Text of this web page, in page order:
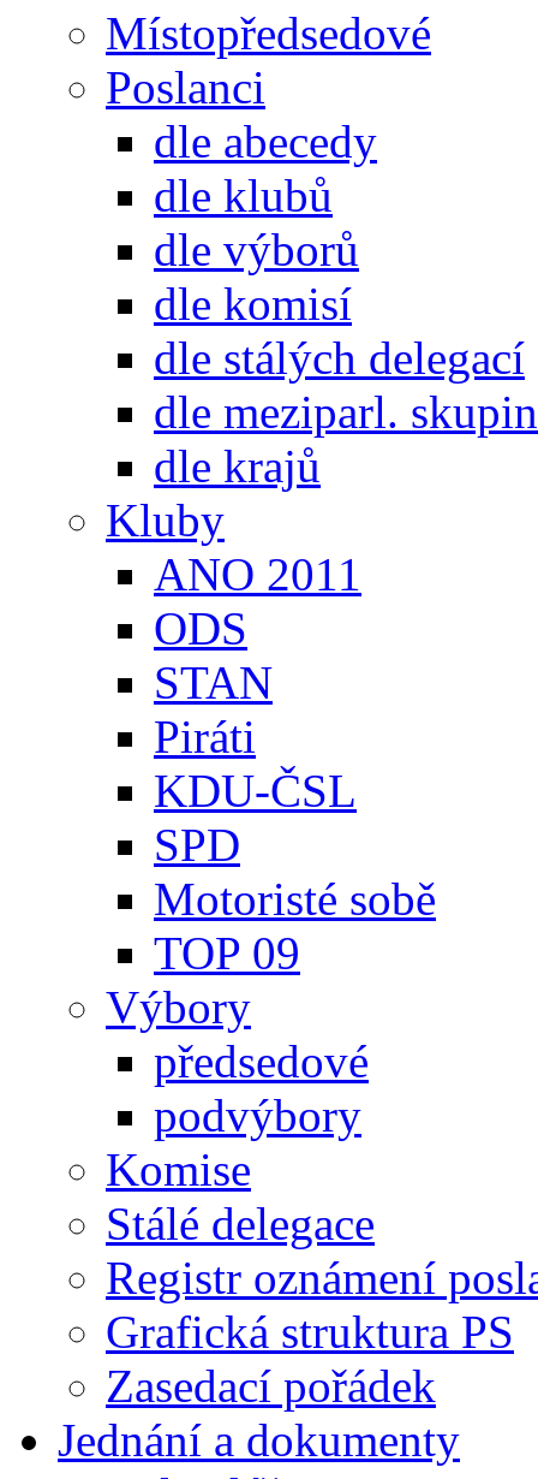
Místopředsedové
Poslanci
dle abecedy
dle klubů
dle výborů
dle komisí
dle stálých delegací
dle meziparl. skupin
dle krajů
Kluby
ANO 2011
ODS
STAN
Piráti
KDU-ČSL
SPD
Motoristé sobě
TOP 09
Výbory
předsedové
podvýbory
Komise
Stálé delegace
Registr oznámení
Grafická struktura PS
Zasedací pořádek
Jednání a dokumenty